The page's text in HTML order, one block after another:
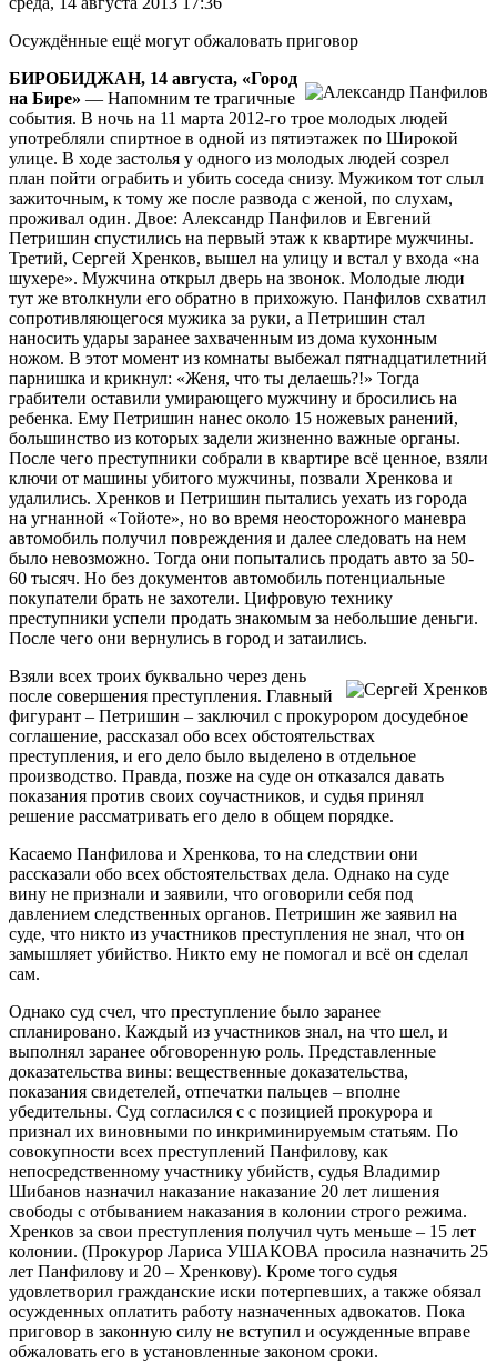
участников
группы,
причастных
к
убийству
мужчины
и
его
несовершеннолетнего
сына
11
марта
2012
года
(видео)
Осуждённые ещё могут обжаловать приговор
БИРОБИДЖАН, 14 августа, «Город
на Бире» — Напомним те трагичные
события. В ночь на 11 марта 2012-го трое молодых людей
употребляли спиртное в одной из пятиэтажек по Широкой
улице. В ходе застолья у одного из молодых людей созрел
план пойти ограбить и убить соседа снизу. Мужиком тот слыл
зажиточным, к тому же после развода с женой, по слухам,
проживал один. Двое: Александр Панфилов и Евгений
Петришин спустились на первый этаж к квартире мужчины.
Третий, Сергей Хренков, вышел на улицу и встал у входа «на
шухере». Мужчина открыл дверь на звонок. Молодые люди
тут же втолкнули его обратно в прихожую. Панфилов схватил
сопротивляющегося мужика за руки, а Петришин стал
наносить удары заранее захваченным из дома кухонным
ножом. В этот момент из комнаты выбежал пятнадцатилетний
парнишка и крикнул: «Женя, что ты делаешь?!» Тогда
грабители оставили умирающего мужчину и бросились на
ребенка. Ему Петришин нанес около 15 ножевых ранений,
большинство из которых задели жизненно важные органы.
После чего преступники собрали в квартире всё ценное, взяли
ключи от машины убитого мужчины, позвали Хренкова и
удалились. Хренков и Петришин пытались уехать из города
на угнанной «Тойоте», но во время неосторожного маневра
автомобиль получил повреждения и далее следовать на нем
было невозможно. Тогда они попытались продать авто за 50-
60 тысяч. Но без документов автомобиль потенциальные
покупатели брать не захотели. Цифровую технику
преступники успели продать знакомым за небольшие деньги.
После чего они вернулись в город и затаились.
Взяли всех троих буквально через день
после совершения преступления. Главный
фигурант – Петришин – заключил с прокурором досудебное
соглашение, рассказал обо всех обстоятельствах
преступления, и его дело было выделено в отдельное
производство. Правда, позже на суде он отказался давать
показания против своих соучастников, и судья принял
решение рассматривать его дело в общем порядке.
Касаемо Панфилова и Хренкова, то на следствии они
рассказали обо всех обстоятельствах дела. Однако на суде
вину не признали и заявили, что оговорили себя под
давлением следственных органов. Петришин же заявил на
суде, что никто из участников преступления не знал, что он
замышляет убийство. Никто ему не помогал и всё он сделал
сам.
Однако суд счел, что преступление было заранее
спланировано. Каждый из участников знал, на что шел, и
выполнял заранее обговоренную роль. Представленные
доказательства вины: вещественные доказательства,
показания свидетелей, отпечатки пальцев – вполне
убедительны. Суд согласился с с позицией прокурора и
признал их виновными по инкриминируемым статьям. По
совокупности всех преступлений Панфилову, как
непосредственному участнику убийств, судья Владимир
Шибанов назначил наказание наказание 20 лет лишения
свободы с отбыванием наказания в колонии строго режима.
Хренков за свои преступления получил чуть меньше – 15 лет
колонии. (Прокурор Лариса УШАКОВА просила назначить 25
лет Панфилову и 20 – Хренкову). Кроме того судья
удовлетворил гражданские иски потерпевших, а также обязал
осужденных оплатить работу назначенных адвокатов. Пока
приговор в законную силу не вступил и осужденные вправе
обжаловать его в установленные законом сроки.